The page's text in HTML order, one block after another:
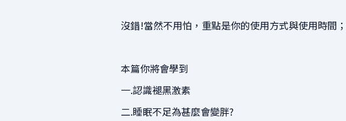
沒錯!當然不用怕，重點是你的使用方式與使用時間；
本篇你將會學到
一.認識褪黑激素
二.睡眠不足為甚麼會變胖?